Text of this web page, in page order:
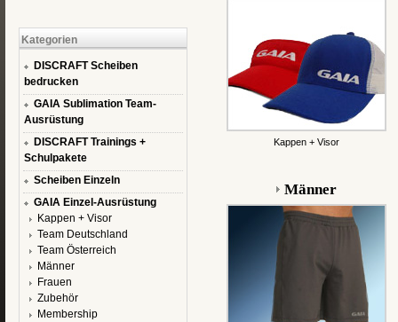
Kategorien
DISCRAFT Scheiben
bedrucken
GAIA Sublimation Team-
Ausrüstung
DISCRAFT Trainings +
Schulpakete
Scheiben Einzeln
GAIA Einzel-Ausrüstung
Kappen + Visor
Team Deutschland
Team Österreich
Männer
Frauen
Zubehör
Membership
Kappen + Visor
Männer